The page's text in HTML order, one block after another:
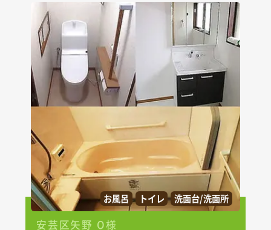
お風呂 トイレ 洗面台/洗面所
安芸区矢野 O様